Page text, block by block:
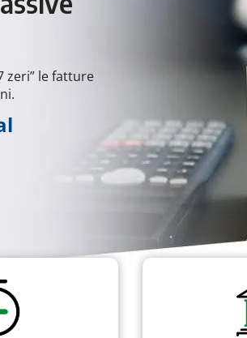
zeri” le fatture